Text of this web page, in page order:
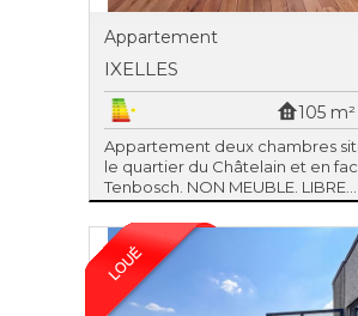
Appartement
IXELLES
105 m²
Appartement deux chambres
le quartier du Châtelain et en
Tenbosch. NON MEUBLE. LIBRE...